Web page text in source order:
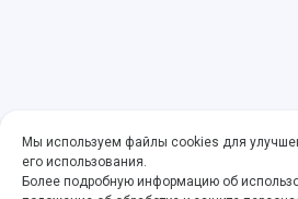
Мы используем файлы cookies для
его использования.
Более подробную информацию об